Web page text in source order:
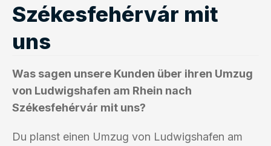
Székesfehérvár mit
uns
Was sagen unsere Kunden über ihren Umzug
von Ludwigshafen am Rhein nach
Székesfehérvár mit uns?
Du planst einen Umzug von Ludwigshafen am